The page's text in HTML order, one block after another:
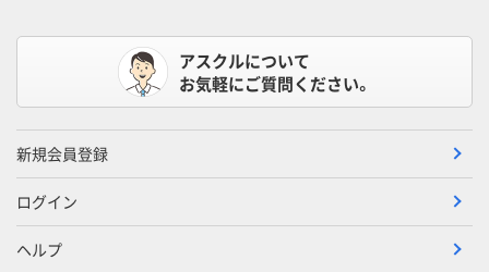
アスクルについて
お気軽にご質問ください。
新規会員登録
ログイン
ヘルプ